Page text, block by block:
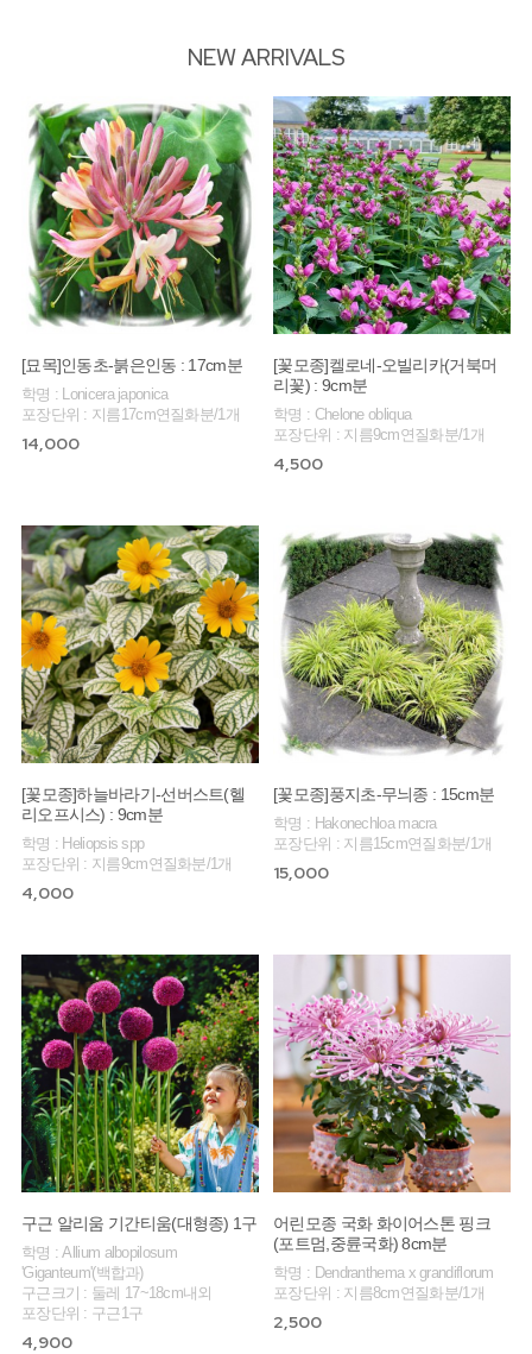
NEW ARRIVALS
[묘목]인동초-붉은인동 : 17cm분
학명 : Lonicera japonica
포장단위 : 지름17cm연질화분/1개
14,000
[꽃모종]켈로네-오빌리카(거북머
리꽃) : 9cm분
학명 : Chelone obliqua
포장단위 : 지름9cm연질화분/1개
4,500
[꽃모종]하늘바라기-선버스트(헬
리오프시스) : 9cm분
학명 : Heliopsis spp
포장단위 : 지름9cm연질화분/1개
4,000
[꽃모종]풍지초-무늬종 : 15cm분
학명 : Hakonechloa macra
포장단위 : 지름15cm연질화분/1개
15,000
구근 알리움 기간티움(대형종) 1구
학명 : Allium albopilosum
'Giganteum'(백합과)
구근크기 : 둘레 17~18cm내외
포장단위 : 구근1구
4,900
어린모종 국화 화이어스톤 핑크
(포트멈,중륜국화) 8cm분
학명 : Dendranthema x grandiflorum
포장단위 : 지름8cm연질화분/1개
2,500